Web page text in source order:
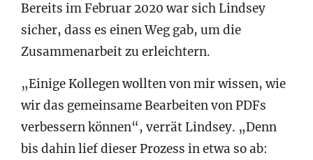
Bereits im Februar 2020 war sich Lindsey
sicher, dass es einen Weg gab, um die
Zusammenarbeit zu erleichtern.
„Einige Kollegen wollten von mir wissen, wie
wir das gemeinsame Bearbeiten von PDFs
verbessern können“, verrät Lindsey. „Denn
bis dahin lief dieser Prozess in etwa so ab: